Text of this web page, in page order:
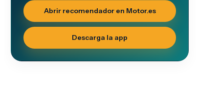
Abrir recomendador en Motor.es
Descarga la app